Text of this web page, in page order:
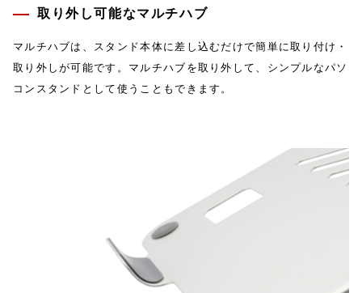
取り外し可能なマルチハブ
マルチハブは、スタンド本体に差し込むだけで簡単に取り付け・
取り外しが可能です。マルチハブを取り外して、シンプルなパソ
コンスタンドとして使うこともできます。